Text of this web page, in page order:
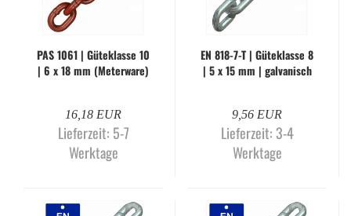
PAS 1061 | Gü­te­klas­se 10
| 6 x 18 mm (Me­ter­wa­re)
16,18 EUR
Lieferzeit: 5-7
Werktage
EN 818-​7-T | Gü­te­klas­se 8
| 5 x 15 mm | gal­va­nisch
9,56 EUR
Lieferzeit:3-4
Werktage